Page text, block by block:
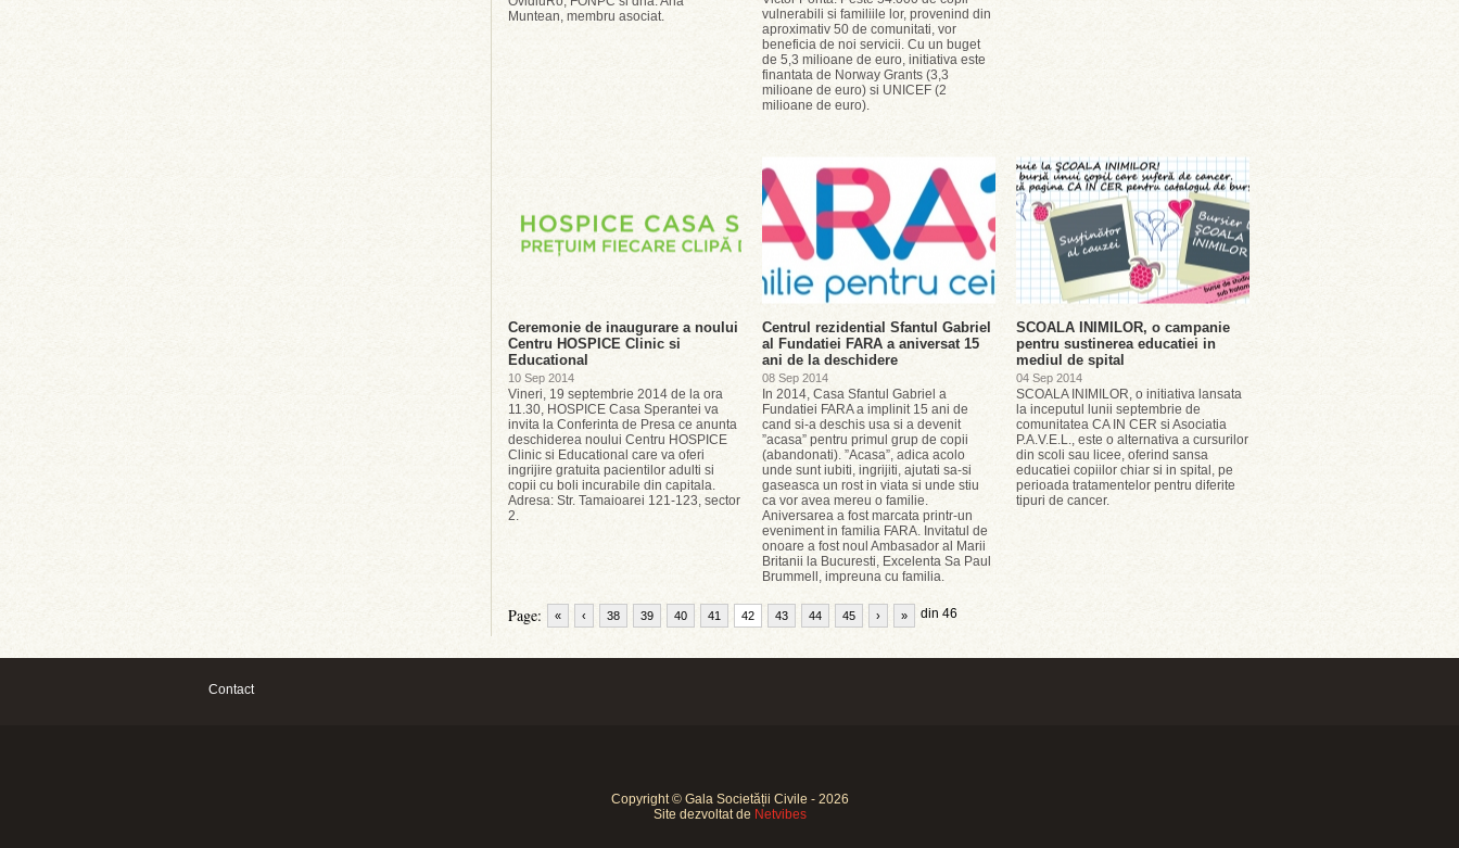
Muntean, membru asociat.
vulnerabili si familiile lor, provenind din
aproximativ 50 de comunitati, vor
beneficia de noi servicii. Cu un buget
de 5,3 milioane de euro, initiativa este
finantata de Norway Grants (3,3
milioane de euro) si UNICEF (2
milioane de euro).
Ceremonie de inaugurare a noului
Centru HOSPICE Clinic si
Educational
10 Sep 2014
Vineri, 19 septembrie 2014 de la ora
11.30, HOSPICE Casa Sperantei va
invita la Conferinta de Presa ce anunta
deschiderea noului Centru HOSPICE
Clinic si Educational care va oferi
ingrijire gratuita pacientilor adulti si
copii cu boli incurabile din capitala.
Adresa: Str. Tamaioarei 121-123, sector
2.
Centrul rezidential Sfantul Gabriel
al Fundatiei FARA a aniversat 15
ani de la deschidere
08 Sep 2014
In 2014, Casa Sfantul Gabriel a
Fundatiei FARA a implinit 15 ani de
cand si-a deschis usa si a devenit
”acasa” pentru primul grup de copii
(abandonati). ”Acasa”, adica acolo
unde sunt iubiti, ingrijiti, ajutati sa-si
gaseasca un rost in viata si unde stiu
ca vor avea mereu o familie.
Aniversarea a fost marcata printr-un
eveniment in familia FARA. Invitatul de
onoare a fost noul Ambasador al Marii
Britanii la Bucuresti, Excelenta Sa Paul
Brummell, impreuna cu familia.
SCOALA INIMILOR, o campanie
pentru sustinerea educatiei in
mediul de spital
04 Sep 2014
SCOALA INIMILOR, o initiativa lansata
la inceputul lunii septembrie de
comunitatea CA IN CER si Asociatia
P.A.V.E.L., este o alternativa a cursurilor
din scoli sau licee, oferind sansa
educatiei copiilor chiar si in spital, pe
perioada tratamentelor pentru diferite
tipuri de cancer.
Page: « ‹ 38 39 40 41 42 43 44 45 din 46
› »
Contact
Copyright © Gala Societății Civile - 2026
Site dezvoltat de Netvibes